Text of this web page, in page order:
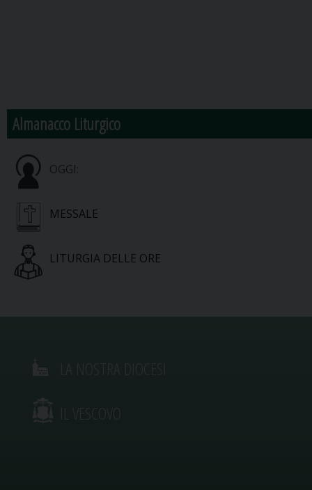
Almanacco Liturgico
OGGI:
MESSALE
LITURGIA DELLE ORE
IL VESCOVO